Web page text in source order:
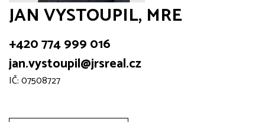
JAN VYSTOUPIL, MRE
+420 774 999 016
jan.vystoupil@jrsreal.cz
IČ: 07508727